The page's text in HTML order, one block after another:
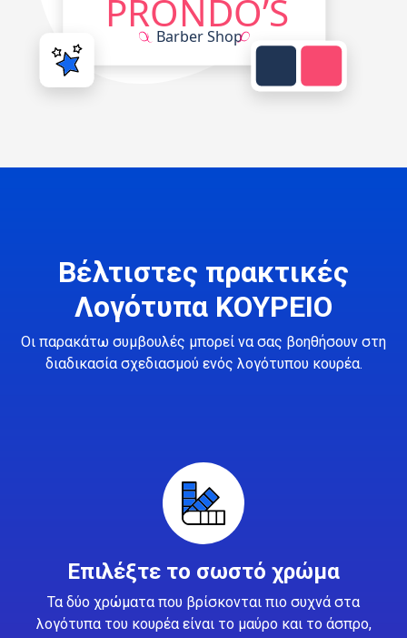
Βέλτιστες πρακτικές
Λογότυπα ΚΟΥΡΕΙΟ
Οι παρακάτω συμβουλές μπορεί να σας βοηθήσουν στη
διαδικασία σχεδιασμού ενός λογότυπου κουρέα.
Επιλέξτε το σωστό χρώμα
Τα δύο χρώματα που βρίσκονται πιο συχνά στα
λογότυπα του κουρέα είναι το μαύρο και το άσπρο,